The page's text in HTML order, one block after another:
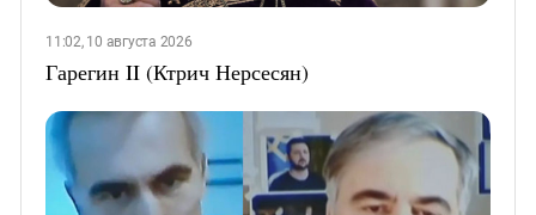
11:02, 10 августа 2026
Гарегин II (Ктрич Нерсесян)